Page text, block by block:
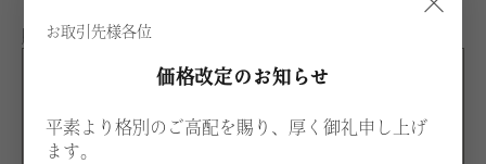
お取引先様各位
価格改定のお知らせ
平素より格別のご高配を賜り、厚く御礼申し上げ
ます。
脚カラー：アッシュ
ナチュラル